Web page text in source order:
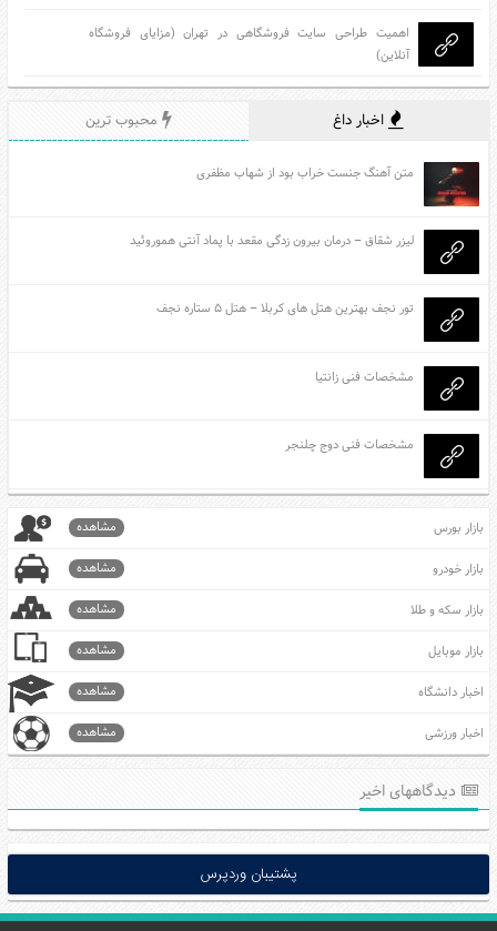
اهمیت طراحی سایت فروشگاهی در تهران (مزایای فروشگاه
آنلاین)
اخبار داغ محبوب ترین
متن آهنگ جنست خراب بود از شهاب مظفری
لیزر شقاق – درمان بیرون زدگی مقعد با پماد آنتی هموروئید
تور نجف بهترین هتل های کربلا – هتل ۵ ستاره نجف
مشخصات فنی زانتیا
مشخصات فنی دوج چلنجر
بازار بورس مشاهده
بازار خودرو مشاهده
بازار سکه و طلا مشاهده
بازار موبایل مشاهده
اخبار دانشگاه مشاهده
اخبار ورزشی مشاهده
دیدگاههای اخیر
پشتیبان وردپرس